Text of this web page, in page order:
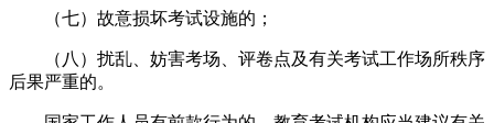
（七）故意损坏考试设施的；
（八）扰乱、妨害考场、评卷点及有关考试工作场所秩序
后果严重的。